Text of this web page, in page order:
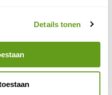
Details tonen